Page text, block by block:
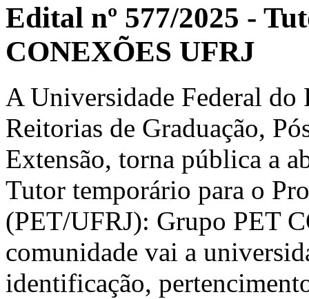
Edital nº 577/2025 -
CONEXÕES UFRJ
A Universidade Federal do
Reitorias de Graduação,
Extensão, torna pública a
Tutor temporário para o
(PET/UFRJ): Grupo PET
comunidade vai a
identificação,